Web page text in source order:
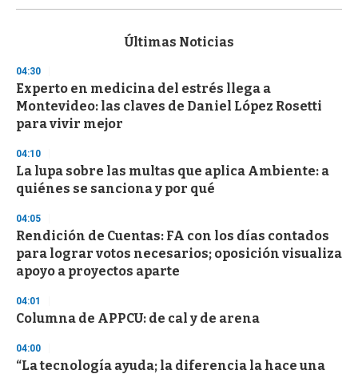
s
d
s
o
f
3
s
e
c
o
d
s
Últimas Noticias
04:30
Experto en medicina del estrés llega a
Montevideo: las claves de Daniel López Rosetti
para vivir mejor
04:10
La lupa sobre las multas que aplica Ambiente: a
quiénes se sanciona y por qué
04:05
Rendición de Cuentas: FA con los días contados
para lograr votos necesarios; oposición visualiza
apoyo a proyectos aparte
04:01
Columna de APPCU: de cal y de arena
04:00
“La tecnología ayuda; la diferencia la hace una